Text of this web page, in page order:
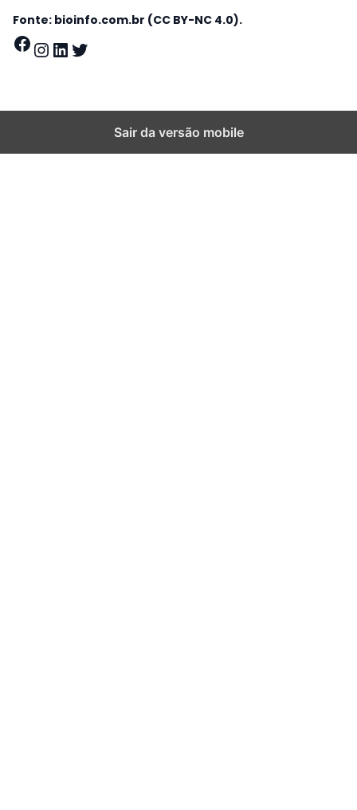
Fonte: bioinfo.com.br (CC BY-NC 4.0).
Facebook
Instagram
LinkedIn
Twitter
Sair da versão mobile